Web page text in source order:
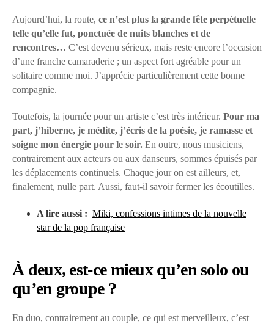
Aujourd’hui, la route, ce n’est plus la grande fête perpétuelle
telle qu’elle fut, ponctuée de nuits blanches et de
rencontres… C’est devenu sérieux, mais reste encore l’occasion
d’une franche camaraderie ; un aspect fort agréable pour un
solitaire comme moi. J’apprécie particulièrement cette bonne
compagnie.
Toutefois, la journée pour un artiste c’est très intérieur. Pour ma
part, j’hiberne, je médite, j’écris de la poésie, je ramasse et
soigne mon énergie pour le soir. En outre, nous musiciens,
contrairement aux acteurs ou aux danseurs, sommes épuisés par
les déplacements continuels. Chaque jour on est ailleurs, et,
finalement, nulle part. Aussi, faut-il savoir fermer les écoutilles.
A lire aussi : Miki, confessions intimes de la nouvelle
star de la pop française
À deux, est-ce mieux qu’en solo ou
qu’en groupe ?
En duo, contrairement au couple, ce qui est merveilleux, c’est